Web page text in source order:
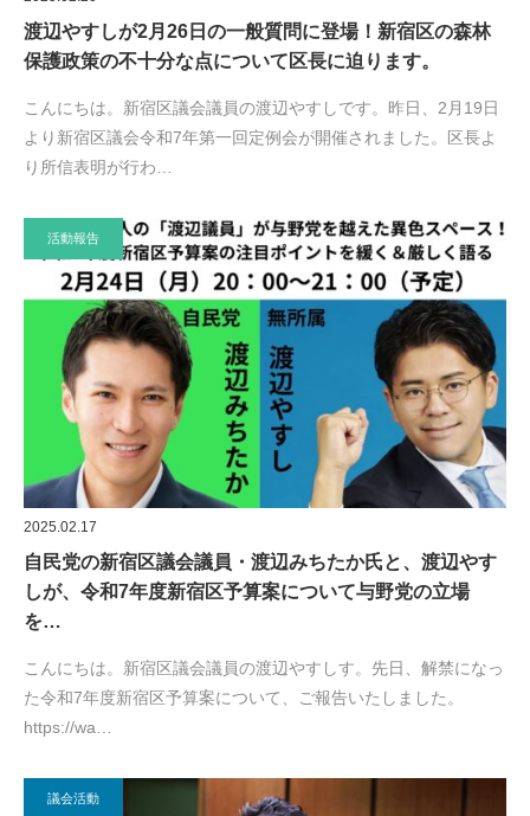
渡辺やすしが2月26日の一般質問に登場！新宿区の森林
保護政策の不十分な点について区長に迫ります。
こんにちは。新宿区議会議員の渡辺やすしです。昨日、2月19日
より新宿区議会令和7年第一回定例会が開催されました。区長よ
り所信表明が行わ…
活動報告
2025.02.17
自民党の新宿区議会議員・渡辺みちたか氏と、渡辺やす
しが、令和7年度新宿区予算案について与野党の立場
を…
こんにちは。新宿区議会議員の渡辺やすしす。先日、解禁になっ
た令和7年度新宿区予算案について、ご報告いたしました。
https://wa…
議会活動